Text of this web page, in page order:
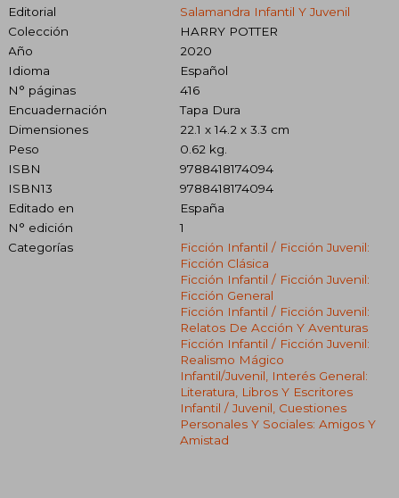
Editorial
Salamandra Infantil Y Juvenil
Colección
HARRY POTTER
Año
2020
Idioma
Español
N° páginas
416
Encuadernación
Tapa Dura
Dimensiones
22.1 x 14.2 x 3.3 cm
Peso
0.62 kg.
ISBN
9788418174094
ISBN13
9788418174094
Editado en
España
N° edición
1
Categorías
Ficción Infantil / Ficción Juvenil:
Ficción Clásica
Ficción Infantil / Ficción Juvenil:
Ficción General
Ficción Infantil / Ficción Juvenil:
Relatos De Acción Y Aventuras
Ficción Infantil / Ficción Juvenil:
Realismo Mágico
Infantil/juvenil, Interés General:
Literatura, Libros Y Escritores
Infantil / Juvenil, Cuestiones
Personales Y Sociales: Amigos Y
Amistad